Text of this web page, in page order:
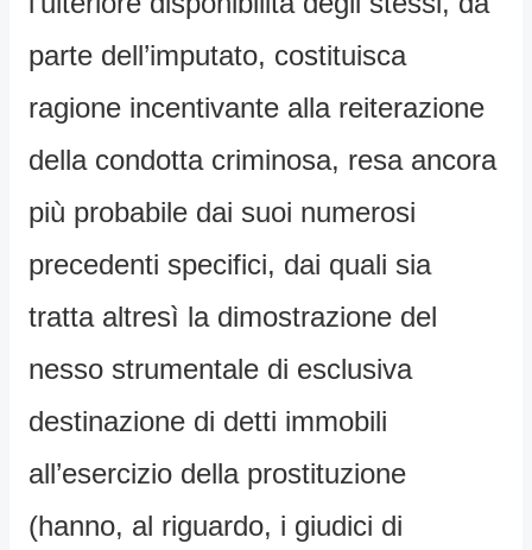
parte dell’imputato, costituisca
ragione incentivante alla reiterazione
della condotta criminosa, resa ancora
più probabile dai suoi numerosi
precedenti specifici, dai quali sia
tratta altresì la dimostrazione del
nesso strumentale di esclusiva
destinazione di detti immobili
all’esercizio della prostituzione
(hanno, al riguardo, i giudici di